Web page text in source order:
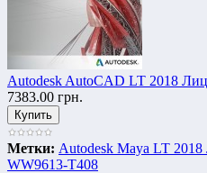
Autodesk AutoCAD LT 2018
7383.00 грн.
Метки: Autodesk Maya LT
WW9613-T408